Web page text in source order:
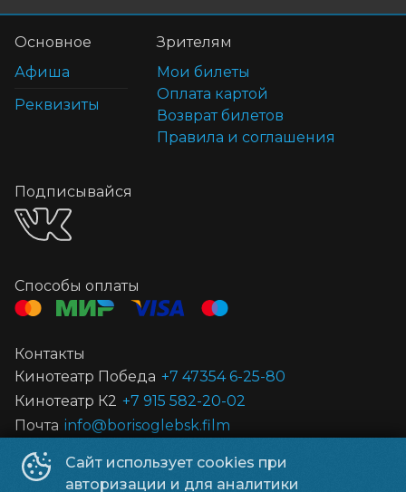
Сайт использует cookies при
авторизации и для аналитики
Основное
Афиша
Реквизиты
Зрителям
Мои билеты
Оплата картой
Возврат билетов
Правила и соглашения
Подписывайся
Способы оплаты
Контакты
Кинотеатр Победа +7 47354 6-25-80
Кинотеатр К2 +7 915 582-20-02
Почта info@borisoglebsk.film
© 2026